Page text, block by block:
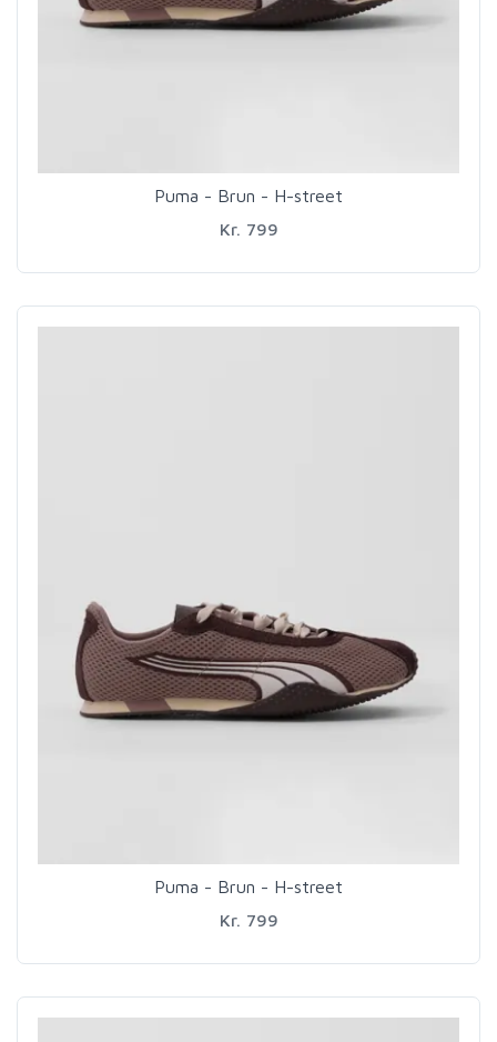
Puma - Brun - H-street
Kr. 799
Puma - Brun - H-street
Kr. 799